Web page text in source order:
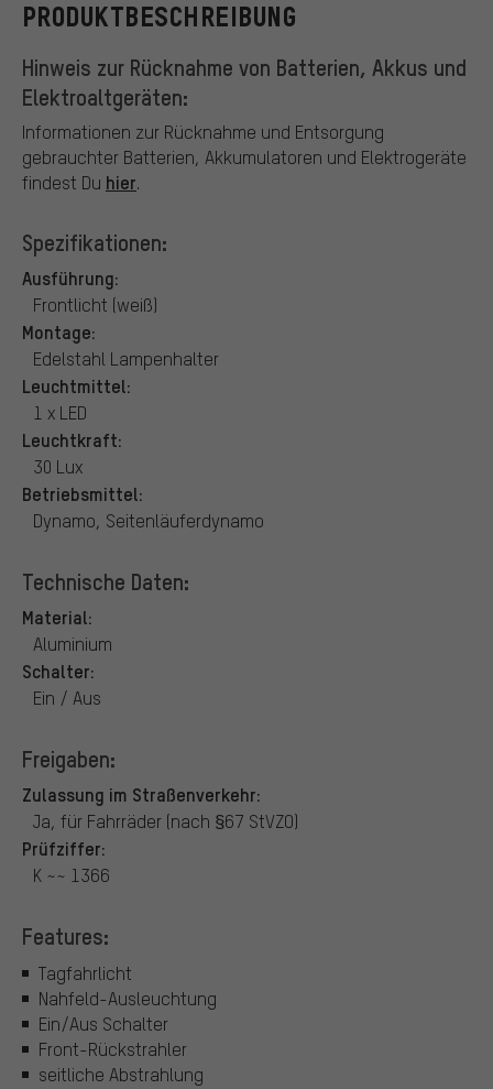
PRODUKTBESCHREIBUNG
Hinweis zur Rücknahme von Batterien, Akkus und
Elektroaltgeräten:
Informationen zur Rücknahme und Entsorgung
gebrauchter Batterien, Akkumulatoren und Elektrogeräte
findest Du hier.
Spezifikationen:
Ausführung:
Frontlicht (weiß)
Montage:
Edelstahl Lampenhalter
Leuchtmittel:
1 x LED
Leuchtkraft:
30 Lux
Betriebsmittel:
Dynamo, Seitenläuferdynamo
Technische Daten:
Material:
Aluminium
Schalter:
Ein / Aus
Freigaben:
Zulassung im Straßenverkehr:
Ja, für Fahrräder (nach §67 StVZO)
Prüfziffer:
K ~~ 1366
Features:
Tagfahrlicht
Nahfeld-Ausleuchtung
Ein/Aus Schalter
Front-Rückstrahler
seitliche Abstrahlung